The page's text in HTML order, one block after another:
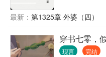
最新： 第1325章 外婆（四）
穿书七零，
现言 完结